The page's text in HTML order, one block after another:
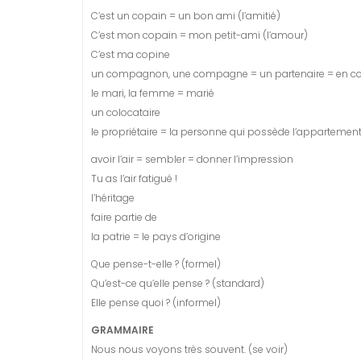
C’est un copain = un bon ami (l’amitié)
C’est mon copain = mon petit-ami (l’amour)
C’est ma copine
un compagnon, une compagne = un partenaire = en
le mari, la femme = marié
un colocataire
le propriétaire = la personne qui possède l’appartement
avoir l’air = sembler = donner l’impression
Tu as l’air fatigué !
l’héritage
faire partie de
la patrie = le pays d’origine
Que pense-t-elle ? (formel)
Qu’est-ce qu’elle pense ? (standard)
Elle pense quoi ? (informel)
GRAMMAIRE
Nous nous voyons très souvent. (se voir)